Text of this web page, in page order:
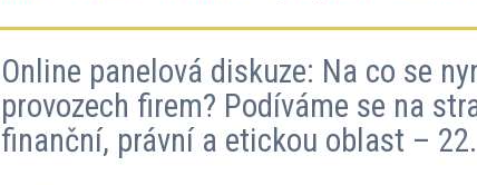
Online panelová diskuze: Na co se
provozech firem? Podíváme se na
finanční, právní a etickou oblast –